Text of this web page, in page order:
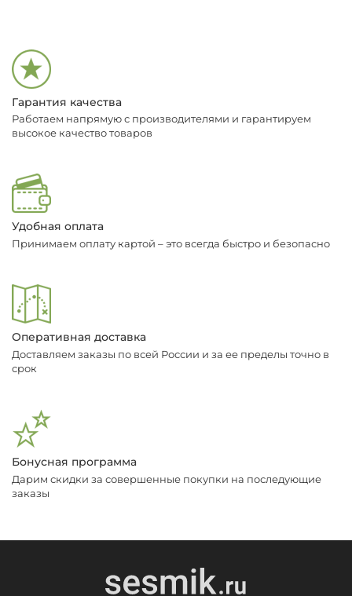
Гарантия качества
Работаем напрямую с производителями и гарантируем
высокое качество товаров
Удобная оплата
Принимаем оплату картой – это всегда быстро и безопасно
Оперативная доставка
Доставляем заказы по всей России и за ее пределы точно в
срок
Бонусная программа
Дарим скидки за совершенные покупки на последующие
заказы